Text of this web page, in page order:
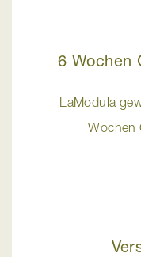
6 Wochen
LaModula
Wochen